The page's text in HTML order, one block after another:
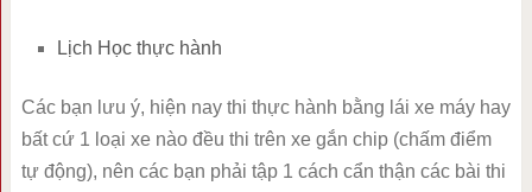
Lịch Học thực hành
Các bạn lưu ý, hiện nay thi thực hành bằng lái xe máy hay
bất cứ 1 loại xe nào đều thi trên xe gắn chip (chấm điểm
tự động), nên các bạn phải tập 1 cách cẩn thận các bài thi